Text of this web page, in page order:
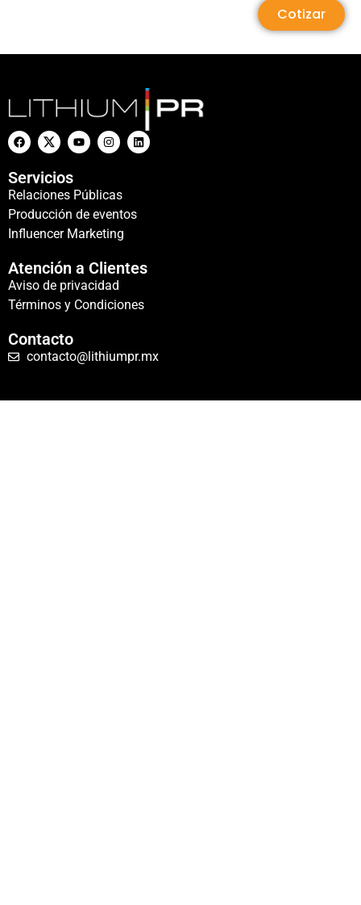
Cotizar
Servicios
Relaciones Públicas
Producción de eventos
Influencer Marketing
Atención a Clientes
Aviso de privacidad
Términos y Condiciones
Contacto
contacto@lithiumpr.mx